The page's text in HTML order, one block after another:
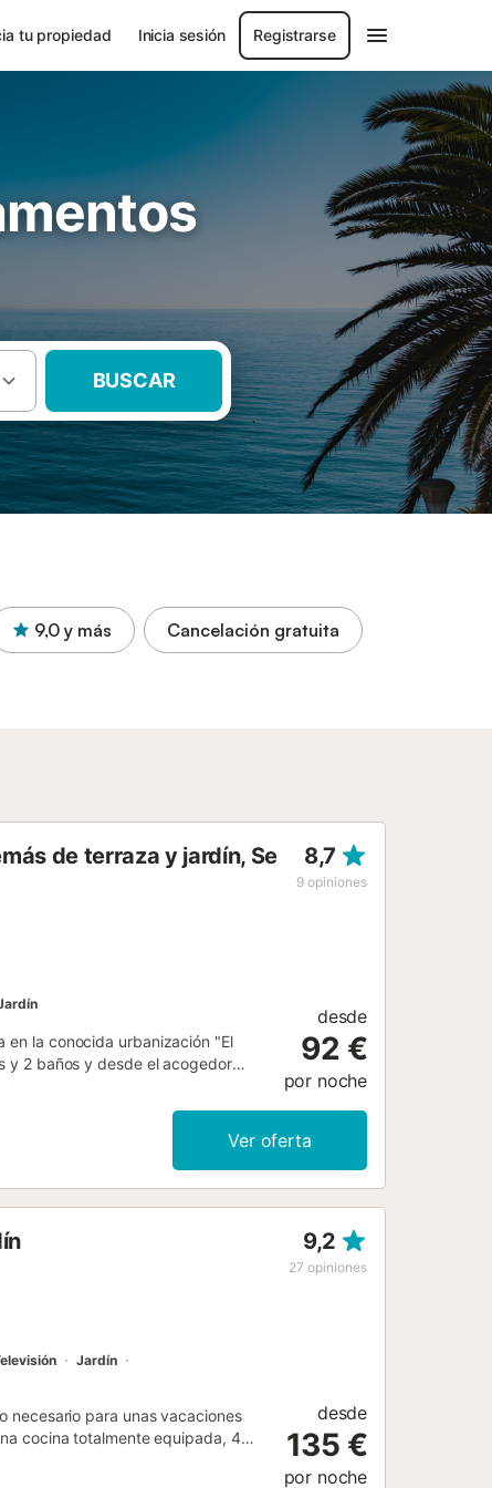
tu propiedad Inicia sesión Registrarse
BUSCAR
9,0 y más Cancelación gratuita
de terraza y jardín, Se
8,7
9 opiniones
en la conocida urbanización "El
y 2 baños y desde el acogedor
La casa está a sólo 5
En sólo 3 km se puede llegar
y excelente gastronomía....
desde
92 €
por noche
Ver oferta
9,2
27 opiniones
Jardín
necesario para unas vacaciones
cocina totalmente equipada, 4
incluyen aire acondicionado,
desde
135 €
por noche